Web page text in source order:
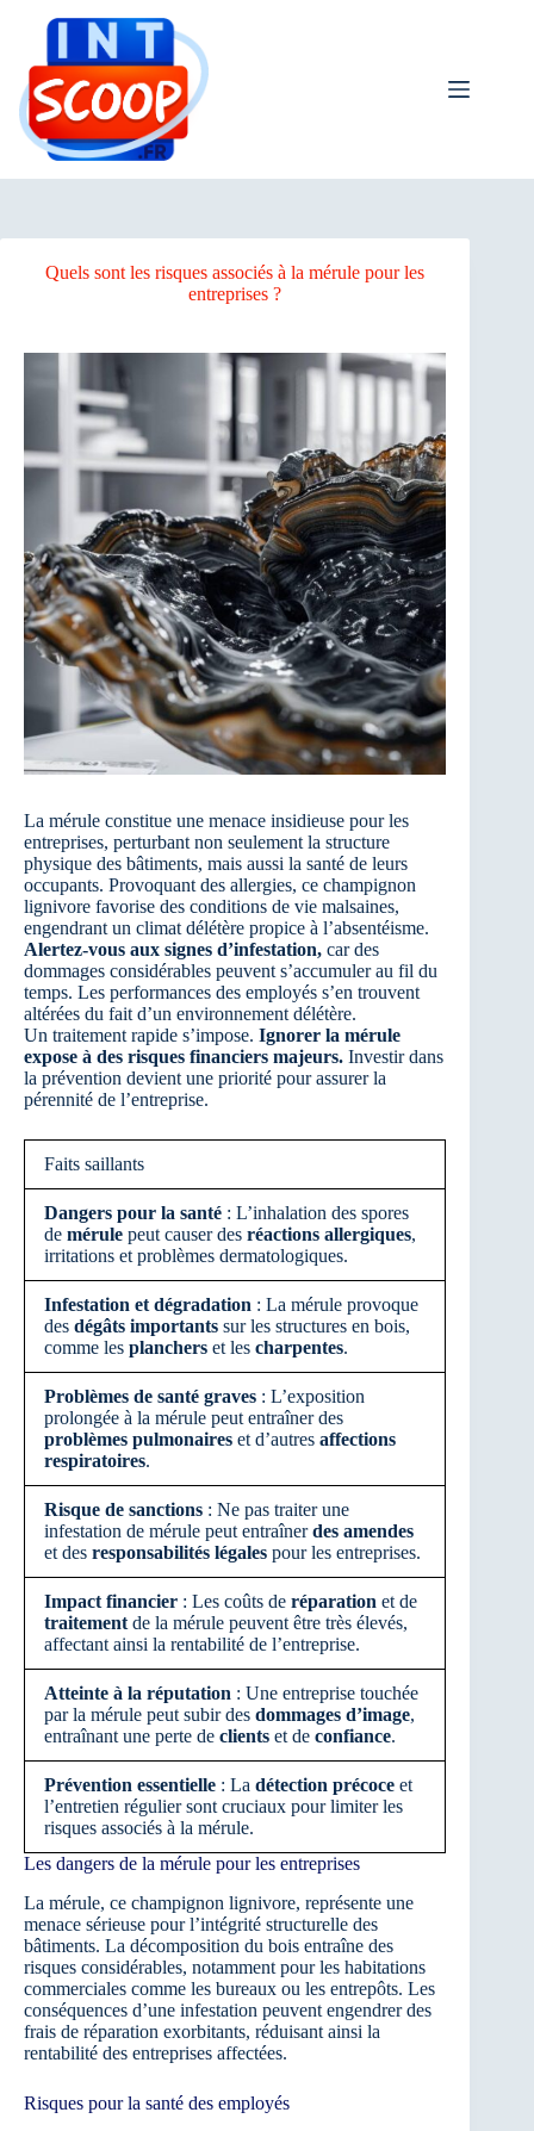
Quels sont les risques associés à la mérule pour les
entreprises ?
La mérule constitue une menace insidieuse pour les
entreprises, perturbant non seulement la structure
physique des bâtiments, mais aussi la santé de leurs
occupants. Provoquant des allergies, ce champignon
lignivore favorise des conditions de vie malsaines,
engendrant un climat délétère propice à l’absentéisme.
Alertez-vous aux signes d’infestation, car des
dommages considérables peuvent s’accumuler au fil du
temps. Les performances des employés s’en trouvent
altérées du fait d’un environnement délétère.
Un traitement rapide s’impose. Ignorer la mérule
expose à des risques financiers majeurs. Investir dans
la prévention devient une priorité pour assurer la
pérennité de l’entreprise.
Faits saillants
Dangers pour la santé : L’inhalation des spores
de mérule peut causer des réactions allergiques,
irritations et problèmes dermatologiques.
Infestation et dégradation : La mérule provoque
des dégâts importants sur les structures en bois,
comme les planchers et les charpentes.
Problèmes de santé graves : L’exposition
prolongée à la mérule peut entraîner des
problèmes pulmonaires et d’autres affections
respiratoires.
Risque de sanctions : Ne pas traiter une
infestation de mérule peut entraînerdes amendes
et des responsabilités légales pour les entreprises.
Impact financier : Les coûts de réparation et de
traitement de la mérule peuvent être très élevés,
affectant ainsi la rentabilité de l’entreprise.
Atteinte à la réputation : Une entreprise touchée
par la mérule peut subir des dommages d’image,
entraînant une perte de clients et de confiance.
Prévention essentielle : La détection précoce et
l’entretien régulier sont cruciaux pour limiter les
risques associés à la mérule.
Les dangers de la mérule pour les entreprises
La mérule, ce champignon lignivore, représente une
menace sérieuse pour l’intégrité structurelle des
bâtiments. La décomposition du bois entraîne des
risques considérables, notamment pour les habitations
commerciales comme les bureaux ou les entrepôts. Les
conséquences d’une infestation peuvent engendrer des
frais de réparation exorbitants, réduisant ainsi la
rentabilité des entreprises affectées.
Risques pour la santé des employés